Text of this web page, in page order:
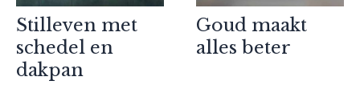
Stilleven met
schedel en
dakpan
Goud maakt
alles beter